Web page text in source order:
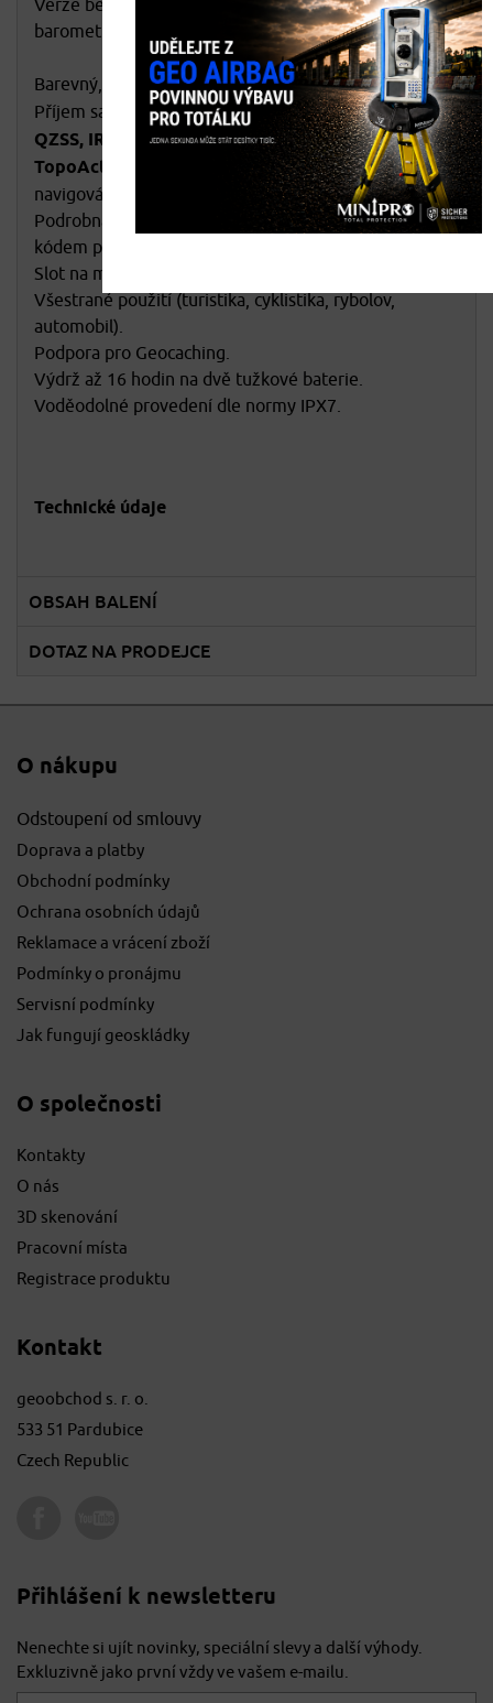
Verze bez elektromagnetického kompasu a
barometrického výškoměru.
Barevný, nedotykovýdisplej s úhlopříčkou 2,6".
Příjem satelitních systémů GPS, GLONASS,GALILEO,
QZSS, IRNSS
- vysoká přesnost určení polohy.
TopoActive Europe
, s možností automatického
navigování.
Podrobná mapa ČR v měřítku 1 : 10 000 (voucher s
kódem pro stažení mapy TOPO Czech PRO).
Slot na microSD kartu + 16GB vnitřní paměť.
Všestrané použití (turistika, cyklistika, rybolov,
automobil).
Podpora pro Geocaching.
Výdrž až 16 hodin na dvě tužkové baterie.
Voděodolné provedení dle normy IPX7.
Technické údaje
OBSAH BALENÍ
DOTAZ NA PRODEJCE
O nákupu
Odstoupení od smlouvy
Doprava a platby
Obchodní podmínky
Ochrana osobních údajů
Reklamace a vrácení zboží
Podmínky o pronájmu
Servisní podmínky
Jak fungují geoskládky
O společnosti
Kontakty
O nás
3D skenování
Pracovní místa
Registrace produktu
Kontakt
geoobchod s. r. o.
533 51 Pardubice
Czech Republic
Přihlášení k newsletteru
Nenechte si ujít novinky, speciální slevy a další výhody.
Exkluzivně jako první vždy ve vašem e-mailu.